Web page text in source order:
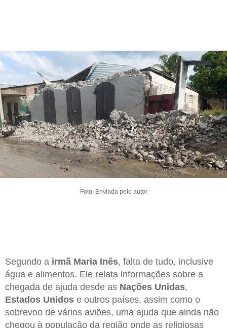
Foto: Enviada pelo autor
Segundo a irmã Maria Inês, falta de tudo, inclusive
água e alimentos. Ele relata informações sobre a
chegada de ajuda desde as Nações Unidas,
Estados Unidos e outros países, assim como o
sobrevoo de vários aviões, uma ajuda que ainda não
chegou à população da região onde as religiosas